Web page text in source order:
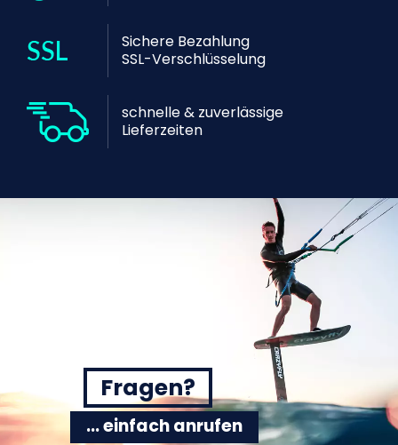
Sichere Bezahlung
SSL-Verschlüsselung
schnelle & zuverlässige
Lieferzeiten
Fragen?
... einfach anrufen